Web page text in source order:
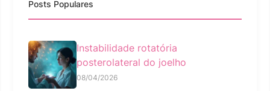
Posts Populares
Instabilidade rotatória
posterolateral do joelho
08/04/2026